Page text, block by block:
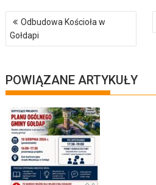
Nawigacja
wpisu
Odbudowa Kościoła w
Gołdapi
POWIĄZANE ARTYKUŁY